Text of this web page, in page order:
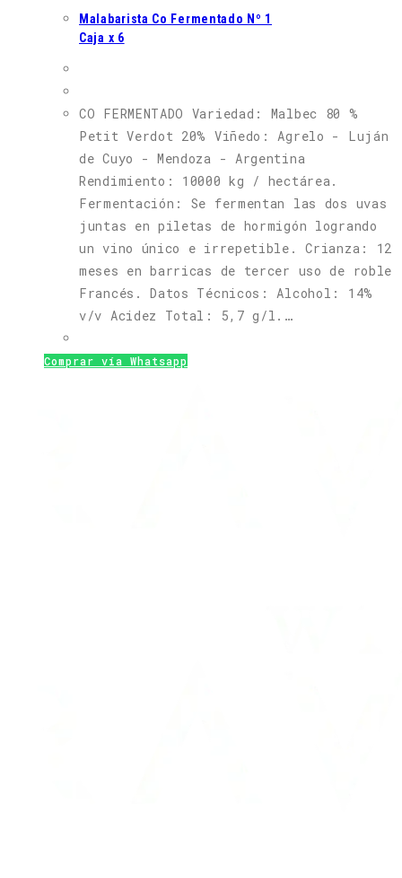
Malabarista Co Fermentado Nº 1
Caja x 6
CO FERMENTADO Variedad: Malbec 80 %
Petit Verdot 20% Viñedo: Agrelo - Luján
de Cuyo - Mendoza - Argentina
Rendimiento: 10000 kg / hectárea.
Fermentación: Se fermentan las dos uvas
juntas en piletas de hormigón logrando
un vino único e irrepetible. Crianza: 12
meses en barricas de tercer uso de roble
Francés. Datos Técnicos: Alcohol: 14%
v/v Acidez Total: 5,7 g/l.…
Comprar vía Whatsapp